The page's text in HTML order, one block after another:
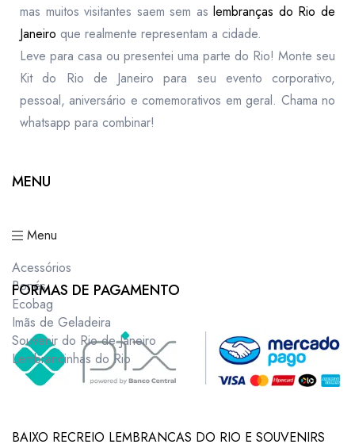
mas muitos visitantes saem sem aslembranças do Rio de
Janeiro que realmente representam a cidade.
Leve para casa ou presentei uma parte do Rio! Monte seu
Kit do Rio de Janeiro para seu evento corporativo,
pessoal, aniversário e comemorativos em geral. Chama no
whatsapp para combinar!
MENU
Menu
Acessórios
Bonés
Ecobag
Imãs de Geladeira
Souvenir do Rio de Janeiro
Lembrancinhas do Rio
FORMAS DE PAGAMENTO
BAIXO RECREIO LEMBRANCAS DO RIO E SOUVENIRS